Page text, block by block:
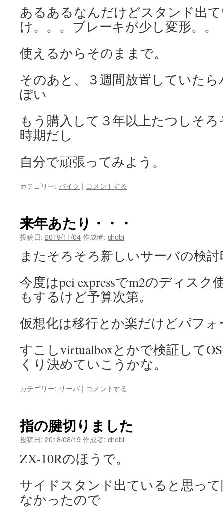
あるあるなんだけどスタンド出
け。。。ブレーキが少し変形。。
使えるからそのままで。
そのあと、３週間放置していた
ぽい
もう購入して３年以上たつしそ
時期だし
自分で頑張ってみよう。
カテゴリー: バイク | コメントする
来年あたり・・・
投稿日: 2019/11/04作成者: chobi
またそろそろ新しいサーバの検
今度はpci expressでm2のディス
もするけど予算次第。
仮想化は移行とか楽だけどパフ
すこしvirtualboxとかで検証して
くり決めていこうかな。
カテゴリー: サーバ | コメントする
指の腱切りました
投稿日: 2018/08/19作成者: chobi
ZX-10Rのほうで。
サイドスタンド出ていると思っ
なかったので